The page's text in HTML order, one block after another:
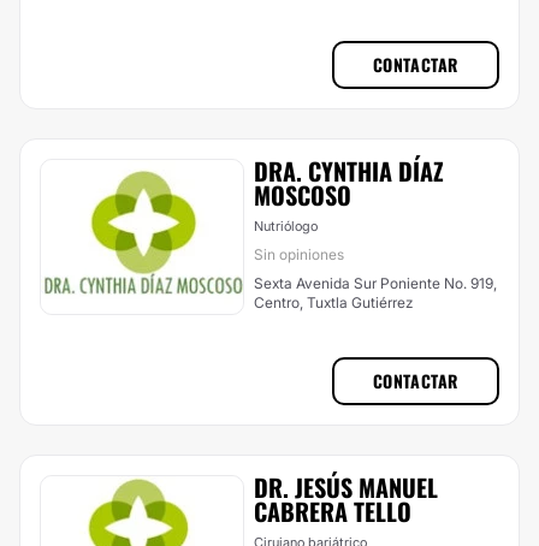
CONTACTAR
DRA. CYNTHIA DÍAZ
MOSCOSO
Nutriólogo
Sin opiniones
Sexta Avenida Sur Poniente No. 919,
Centro, Tuxtla Gutiérrez
CONTACTAR
DR. JESÚS MANUEL
CABRERA TELLO
Cirujano bariátrico